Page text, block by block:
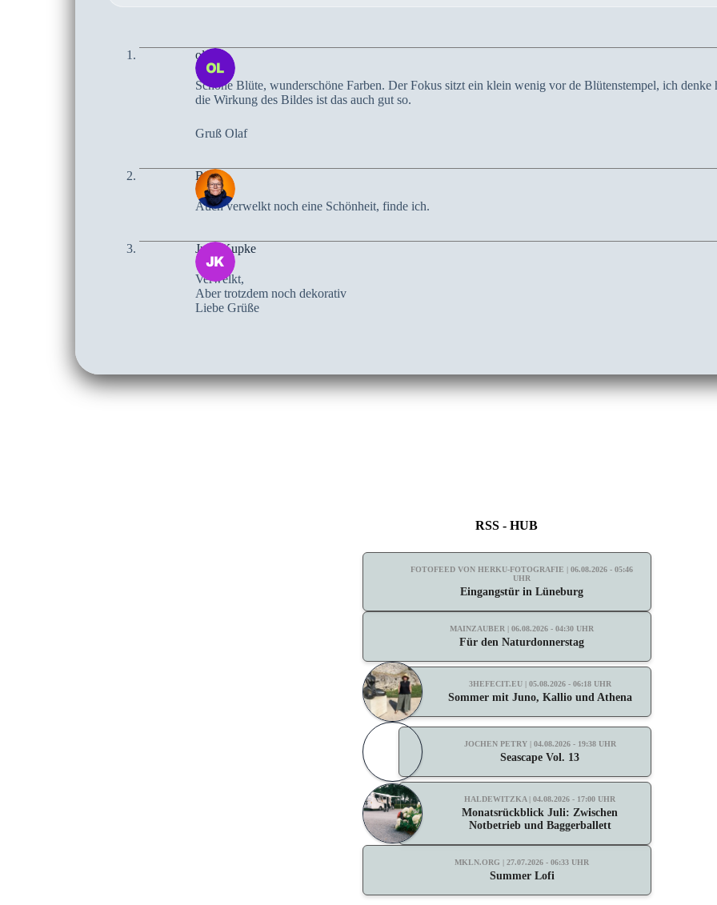
olaf
Schöne Blüte, wunderschöne Farben. Der Fokus sitzt ein klein wenig vor de Blütenstempel, ich
die Wirkung des Bildes ist das auch gut so.
Gruß Olaf
Birte
Auch verwelkt noch eine Schönheit, finde ich.
Jutta Kupke
Verwelkt,
Aber trotzdem noch dekorativ
Liebe Grüße
RSS - HUB
FOTOFEED VON HERKU-FOTOGRAFIE | 06.08.2026 - 05:46
UHR
Eingangstür in Lüneburg
MAINZAUBER | 06.08.2026 - 04:30 UHR
Für den Naturdonnerstag
3HEFECIT.EU | 05.08.2026 - 06:18 UHR
Sommer mit Juno, Kallio und Athena
JOCHEN PETRY | 04.08.2026 - 19:38 UHR
Seascape Vol. 13
HALDEWITZKA | 04.08.2026 - 17:00 UHR
Monatsrückblick Juli: Zwischen
Notbetrieb und Baggerballett
MKLN.ORG | 27.07.2026 - 06:33 UHR
Summer Lofi